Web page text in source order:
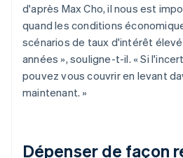
d'après Max Cho, il nous est
quand les conditions
scénarios de taux d'intérêt
années », souligne-t-il. « Si
pouvez vous couvrir en levant
maintenant. »
Dépenser de façon